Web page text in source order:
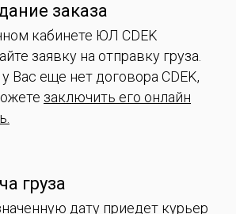
заказа
кабинете ЮЛ CDEK
заявку на отправку груза.
Вас еще нет договора CDEK,
заключить его онлайн
груза
дату приедет курьер